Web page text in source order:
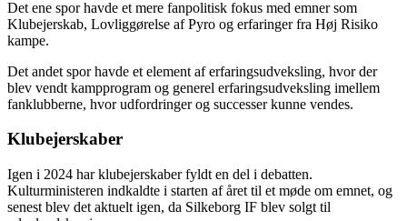
Det ene spor havde et mere fanpolitisk fokus med emner som
Klubejerskab, Lovliggørelse af Pyro og erfaringer fra Høj Risiko
kampe.
Det andet spor havde et element af erfaringsudveksling, hvor der
blev vendt kampprogram og generel erfaringsudveksling imellem
fanklubberne, hvor udfordringer og successer kunne vendes.
Klubejerskaber
Igen i 2024 har klubejerskaber fyldt en del i debatten.
Kulturministeren indkaldte i starten af året til et møde om emnet, og
senest blev det aktuelt igen, da Silkeborg IF blev solgt til